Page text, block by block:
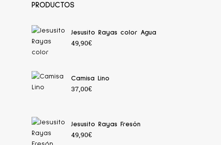
PRODUCTOS
Jesusito Rayas color Agua
49,90€
Camisa Lino
37,00€
Jesusito Rayas Fresón
49,90€